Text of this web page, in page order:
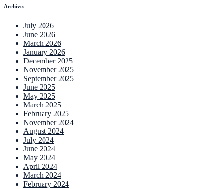
Archives
July 2026
June 2026
March 2026
January 2026
December 2025
November 2025
September 2025
June 2025
May 2025
March 2025
February 2025
November 2024
August 2024
July 2024
June 2024
May 2024
April 2024
March 2024
February 2024